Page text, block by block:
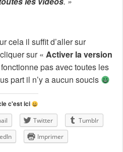
cela il suffit d’aller sur
sur « Activer la version
pas avec toutes les
part il n’y a aucun soucis
c'est ici
Twitter
Tumblr
Imprimer